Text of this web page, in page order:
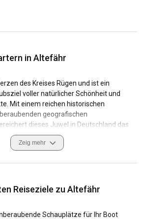
in Altefähr
des Kreises Rügen und ist ein
voller natürlicher Schönheit und
Mit einem reichen historischen
geografischen
dieses Juwel in Deutschland das
und Boote zum Mieten in Altefähr
Einblick in seinen Charme.
Altefähr einzigartige Küstenmerkmale,
von der Mietdauer günstige
Zeig mehr
Reiseziele zu Altefähr
Schauplätze für Ihr Boot